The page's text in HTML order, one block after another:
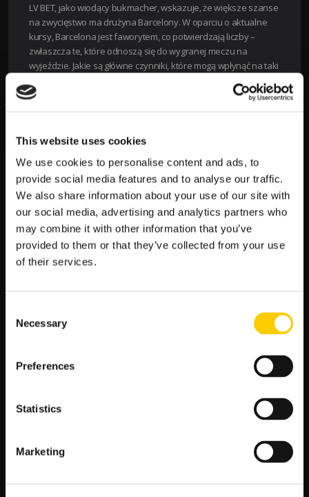
This website uses cookies
We use cookies to personalise content and ads, to
provide social media features and to analyse our traffic.
We also share information about your use of our site with
our social media, advertising and analytics partners who
may combine it with other information that you’ve
provided to them or that they’ve collected from your use
of their services.
Selection
Necessary
Preferences
Statistics
Marketing
LV BET, jako wiodący bukmacher, wskazuje, że większe szanse
na zwycięstwo ma drużyna Barcelony. W oparciu o aktualne
kursy, Barcelona jest faworytem, co potwierdzają liczby –
zwłaszcza te, które odnoszą się do wygranej meczu na
wyjeździe. Jakie są główne czynniki, które mogą wpłynąć na taki
formie, co można zobaczyć po ich ostatnich
wynikach. Zespół wygrywał w ostatnich meczach
ligowych oraz stanowi mocne wyzwanie dla
każdego przeciwnika w europejskich rozgrywkach.
Bezpośrednie mecze:Historyczna statystyka spotkań
między Benficą a Barceloną również wskazuje na
przewagę hiszpańskiego klubu. W większości ich
starć, Barcelona wychodziła obronną ręką.
Barcelona może się pochwalić
gwiazdami światowego formatu, które często
talenty i doświadczeni weterani łączą siły, by tworzyć
silny, zgrany zespół.
umiejętności taktycznych, co czyni jego drużynę
trudną do pokonania nawet w zagranicznych
Strategiczne znaczenie spotkania